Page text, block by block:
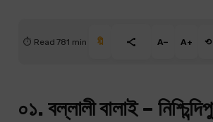
⏱ Read 781 min 🔖 A− A+ ⟲
০১. বল্লালী বালাই –